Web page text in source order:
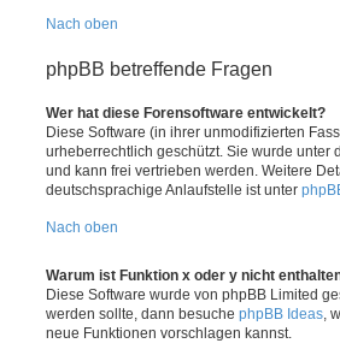
Nach oben
phpBB betreffende Fragen
Wer hat diese Forensoftware entwickelt?
Diese Software (in ihrer unmodifizierten
urheberrechtlich geschützt. Sie wurde unter
und kann frei vertrieben werden. Weitere
deutschsprachige Anlaufstelle ist unter
Nach oben
Warum ist Funktion x oder y nicht
Diese Software wurde von phpBB Limited
werden sollte, dann besuche phpBB Ideas,
neue Funktionen vorschlagen kannst.